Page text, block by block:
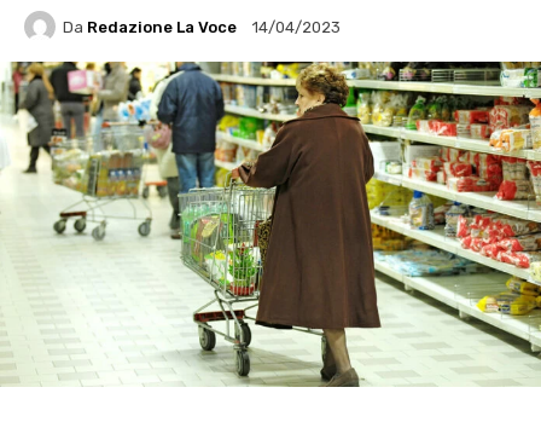
Da Redazione La Voce 14/04/2023